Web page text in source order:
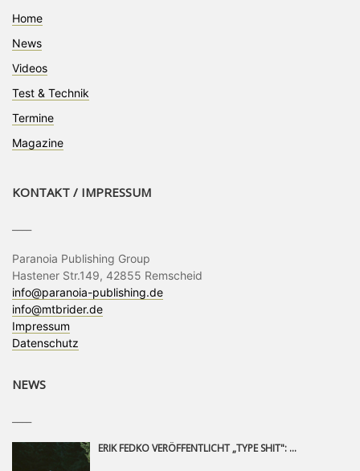
Home
News
Videos
Test & Technik
Termine
Magazine
KONTAKT / IMPRESSUM
Paranoia Publishing Group
Hastener Str.149, 42855 Remscheid
info@paranoia-publishing.de
info@mtbrider.de
Impressum
Datenschutz
NEWS
ERIK FEDKO VERÖFFENTLICHT „TYPE SHIT": EINEN 23-MINÜTIGEN MOUNTAINBIKE-FILM, ÜBER DREI JAHRE RUND UM DIE WELT GEDREHT. ZEITGLEICH LAUNCHT ER DIE GLEICHNAMIGE KOLLEKTION SEINER BRAND TYPE. EIN SEGMENT DES FILMS ERSCHEINT SEPARAT AUF RED BULL BIKE.